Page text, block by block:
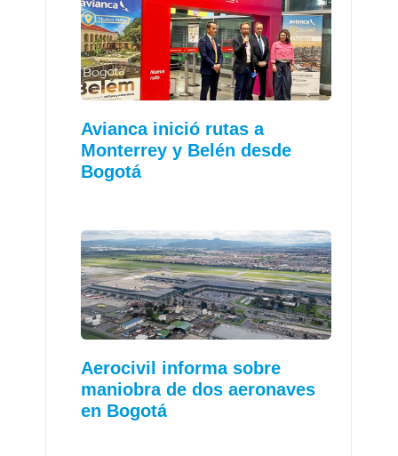
Avianca inició rutas a
Monterrey y Belén desde
Bogotá
Aerocivil informa sobre
maniobra de dos aeronaves
en Bogotá